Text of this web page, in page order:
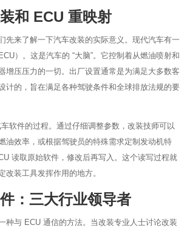
和 ECU 重映射
先来了解一下汽车改装的实际意义。现代汽车有一
）。这是汽车的 “大脑”。它控制着从燃油喷射和
增压压力的一切。出厂设置通常是为满足大多数客
计的，旨在满足各种驾驶条件和全球排放法规的要
软件的过程。通过仔细调整参数，改装技师可以
油效率，或根据驾驶员的特殊需求定制发动机特
读取原始软件，修改后再写入。这个读写过程就
改装工具发挥作用的地方。
：三大行业领导者
种与 ECU 通信的方法。当改装专业人士讨论改装